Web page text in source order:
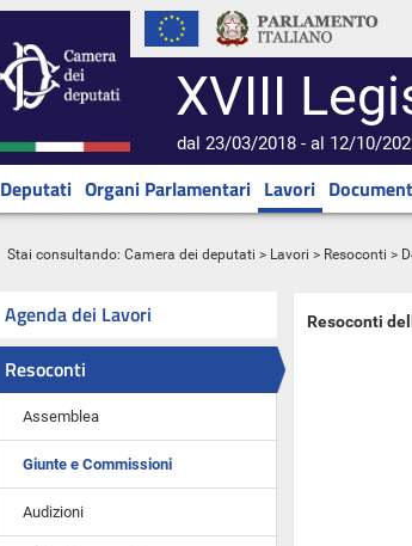
XVIII
dal 23/03/2018 - al 12/10/
Deputati Organi Parlamentari Lavori
Stai consultando: Camera dei deputati > Lavori > Resoconti >
Agenda dei Lavori
Resoconti
Assemblea
Giunte e Commissioni
Audizioni
Resoconti